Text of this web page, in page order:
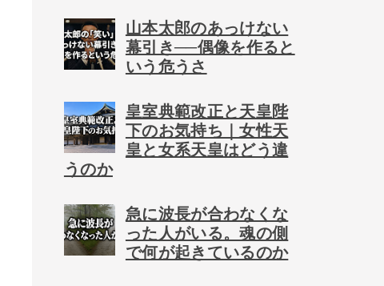
山本太郎のあっけない
幕引き──偶像を作ると
いう危うさ
皇室典範改正と天皇陛
下のお気持ち｜女性天
皇と女系天皇はどう違
うのか
急に波長が合わなくな
った人がいる。魂の側
で何が起きているのか